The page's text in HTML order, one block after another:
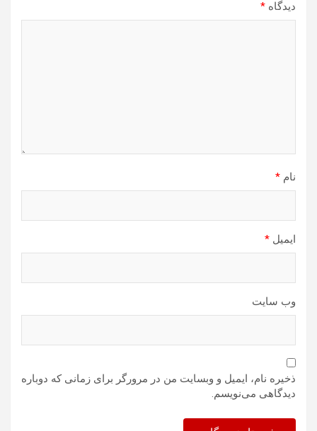
دیدگاه *
نام *
ایمیل *
وب‌ سایت
ذخیره نام، ایمیل و وبسایت من در مرورگر برای زمانی که دوباره
دیدگاهی می‌نویسم.